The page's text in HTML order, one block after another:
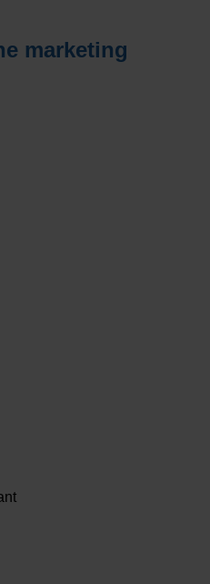
marketing